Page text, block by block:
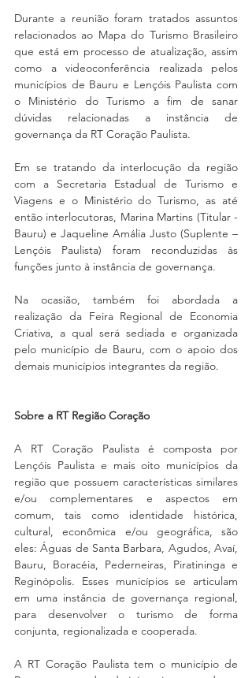
Durante a reunião foram tratados assuntos
relacionados ao Mapa do Turismo Brasileiro
que está em processo de atualização, assim
como a videoconferência realizada pelos
municípios de Bauru e Lençóis Paulista com
o Ministério do Turismo a fim de sanar
dúvidas relacionadas a instância de
governança da RT Coração Paulista.
Em se tratando da interlocução da região
com a Secretaria Estadual de Turismo e
Viagens e o Ministério do Turismo, as até
então interlocutoras, Marina Martins (Titular -
Bauru) e Jaqueline Amália Justo (Suplente –
Lençóis Paulista) foram reconduzidas às
funções junto à instância de governança.
Na ocasião, também foi abordada a
realização da Feira Regional de Economia
Criativa, a qual será sediada e organizada
pelo município de Bauru, com o apoio dos
demais municípios integrantes da região.
Sobre a RT Região Coração
A RT Coração Paulista é composta por
Lençóis Paulista e mais oito municípios da
região que possuem características similares
e/ou complementares e aspectos em
comum, tais como identidade histórica,
cultural, econômica e/ou geográfica, são
eles: Águas de Santa Barbara, Agudos, Avaí,
Bauru, Boracéia, Pederneiras, Piratininga e
Reginópolis. Esses municípios se articulam
em uma instância de governança regional,
para desenvolver o turismo de forma
conjunta, regionalizada e cooperada.
A RT Coração Paulista tem o município de